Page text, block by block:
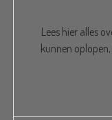
Lees hier alles
kunnen